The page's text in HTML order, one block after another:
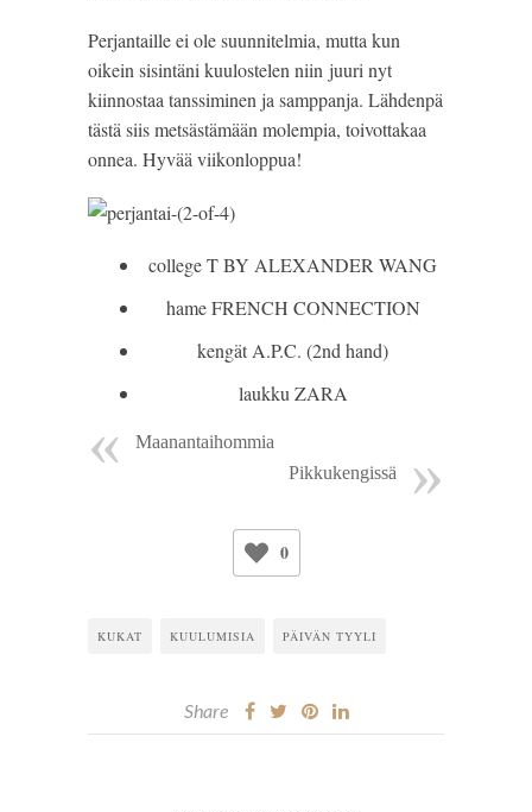
Perjantaille ei ole suunnitelmia, mutta kun
oikein sisintäni kuulostelen niin juuri nyt
kiinnostaa tanssiminen ja samppanja. Lähdenpä
tästä siis metsästämään molempia, toivottakaa
onnea. Hyvää viikonloppua!
college T BY ALEXANDER WANG
hame FRENCH CONNECTION
kengät A.P.C. (2nd hand)
laukku ZARA
Maanantaihommia
Pikkukengissä
0
KUKAT KUULUMISIA PÄIVÄN TYYLI
Share